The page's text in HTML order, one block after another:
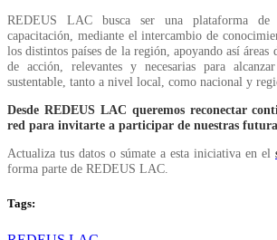
REDEUS LAC busca ser una plataforma
capacitación, mediante el intercambio de
los distintos países de la región, apoyando así áreas
de acción, relevantes y necesarias para
sustentable, tanto a nivel local, como nacional y
Desde REDEUS LAC queremos reconectar
red para invitarte a participar de nuestras
Actualiza tus datos o súmate a esta iniciativa en el
forma parte de REDEUS LAC.
Tags: